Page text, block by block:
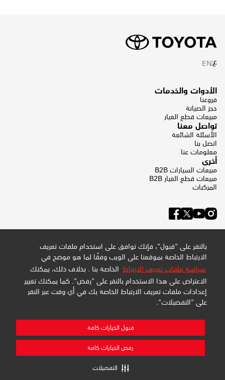
بالنقر على "قبول"، فإنك توافق على استخدام ملفات تعريف
الارتباط الخاصة بموقعنا على الويب وفقًا لما هو موضح في
سياسة ملفات تعريف الارتباط الخاصة بنا . بخلاف ذلك، يمكنك
الاعتراض على هذا الاستخدام بالنقر على "رفض". كما يمكنك تغيير
إعدادات ملفات تعريف الارتباط الخاصة بك في أي وقت عبر النقر
على "التفضيلات".
قبول الخيارات كافة
رفض الخيارات كافة
التفضيلات
عEN
الأدوات والخدمات
فروعنا
حجز الصيانة
مبيعات قطع الغيار
تواصل معنا
الأسئلة الشائعة
اتصل بنا
معلومات عنا
أخرى
مبيعات السيارات B2B
مبيعات قطع الغيار B2B
المركبات
سياسة الخصوصية وملفات تعريف الارتباط
شركة عبداللطيف جميل للبيع بالتجزئة المحدودة - سجل تجاري: